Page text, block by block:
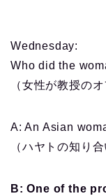
Wednesday:
Who did the
（女性が教授の
A: An Asian
（ハヤトの知り
B: One of the